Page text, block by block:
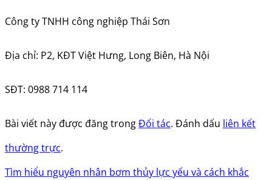
Công ty TNHH công nghiệp Thái Sơn
Địa chỉ: P2, KĐT Việt Hưng, Long Biên, Hà Nội
SĐT: 0988 714 114
Bài viết này được đăng trongĐối tác. Đánh dấu liên kết
thường trực.
Tìm hiểu nguyên nhân bơm thủy lực yếu và cách khắc